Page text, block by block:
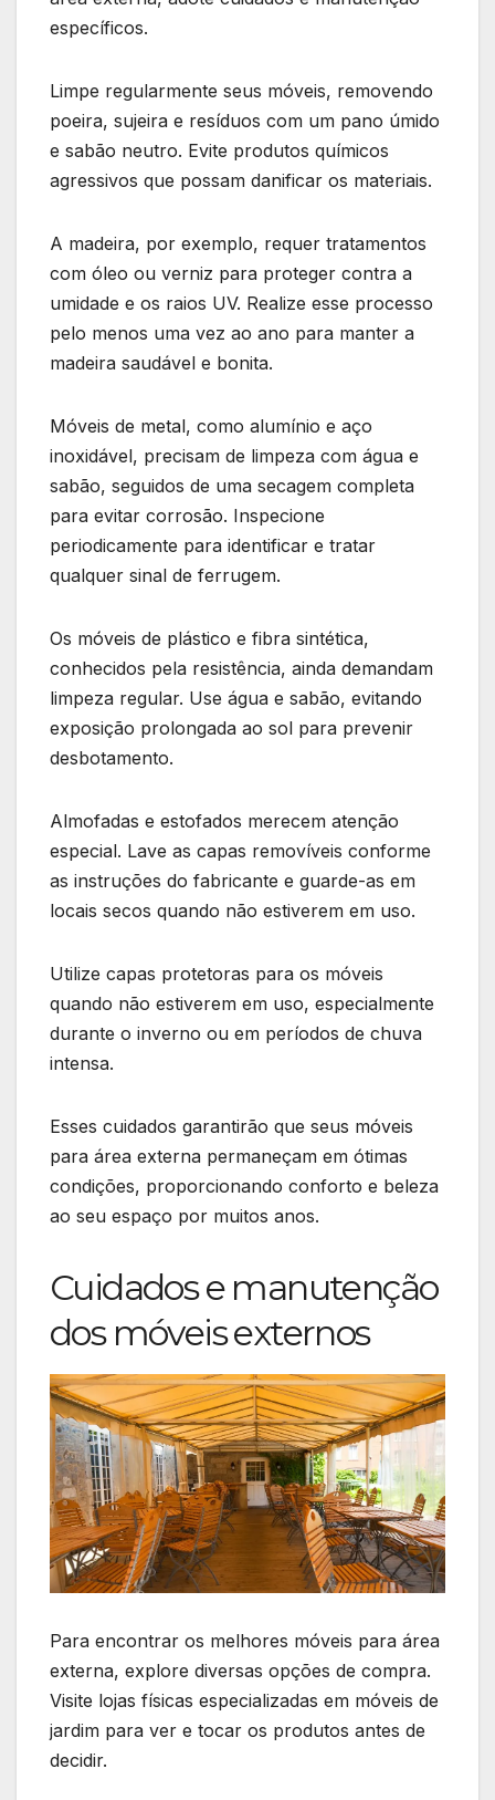
específicos.
Limpe regularmente seus móveis, removendo
poeira, sujeira e resíduos com um pano úmido
e sabão neutro. Evite produtos químicos
agressivos que possam danificar os materiais.
A madeira, por exemplo, requer tratamentos
com óleo ou verniz para proteger contra a
umidade e os raios UV. Realize esse processo
pelo menos uma vez ao ano para manter a
madeira saudável e bonita.
Móveis de metal, como alumínio e aço
inoxidável, precisam de limpeza com água e
sabão, seguidos de uma secagem completa
para evitar corrosão. Inspecione
periodicamente para identificar e tratar
qualquer sinal de ferrugem.
Os móveis de plástico e fibra sintética,
conhecidos pela resistência, ainda demandam
limpeza regular. Use água e sabão, evitando
exposição prolongada ao sol para prevenir
desbotamento.
Almofadas e estofados merecem atenção
especial. Lave as capas removíveis conforme
as instruções do fabricante e guarde-as em
locais secos quando não estiverem em uso.
Utilize capas protetoras para os móveis
quando não estiverem em uso, especialmente
durante o inverno ou em períodos de chuva
intensa.
Esses cuidados garantirão que seus móveis
para área externa permaneçam em ótimas
condições, proporcionando conforto e beleza
ao seu espaço por muitos anos.
Cuidados e manutenção
dos móveis externos
Para encontrar os melhores móveis para área
externa, explore diversas opções de compra.
Visite lojas físicas especializadas em móveis de
jardim para ver e tocar os produtos antes de
decidir.